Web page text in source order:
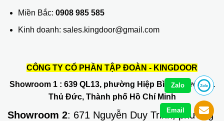
Miền Bắc: 0908 985 585
Kinh doanh: sales.kingdoor@gmail.com
CÔNG TY CỔ PHẦN TẬP ĐOÀN - KINGDOOR
Showroom 1: 639 QL13, phường Hiệp Bình Phước, Q.
Thủ Đức, Thành phố Hồ Chí Minh
Showroom 2: 671 Nguyễn Duy Trinh, phường
Zalo
Email